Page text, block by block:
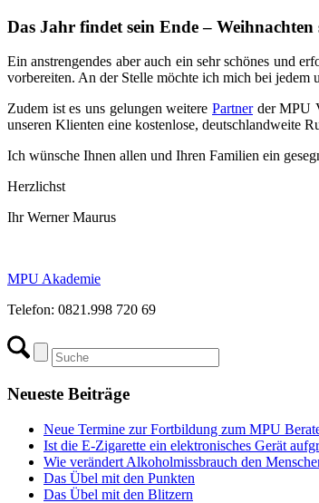
Das Jahr findet sein Ende –
Ein anstrengendes aber auch ein sehr schönes und
vorbereiten. An der Stelle möchte ich mich bei jedem
Zudem ist es uns gelungen weitere Partnerder MPU
unseren Klienten eine kostenlose, deutschlandweite
Ich wünsche Ihnen allen und Ihren Familien ein
Herzlichst
Ihr Werner Maurus
MPU Akademie
Telefon: 0821.998 720 69
Neueste Beiträge
Neue Termine zur Fortbildung zum MPU
Ist die E-Zigarette ein elektronisches Gerät
Wie verändert Alkoholmissbrauch den
Das Übel mit den Punkten
Das Übel mit den Blitzern